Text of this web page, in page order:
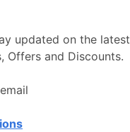
updated on the latest
Offers and Discounts.